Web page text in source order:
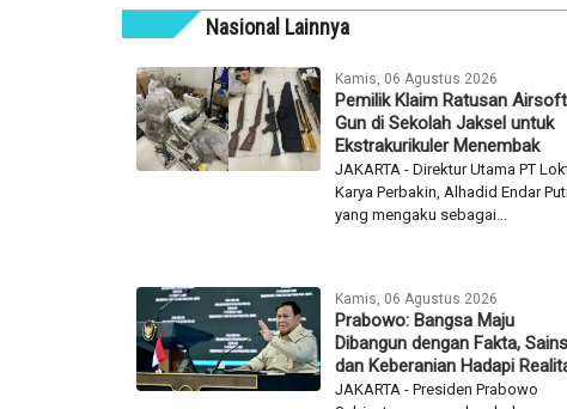
Nasional Lainnya
Kamis, 06 Agustus 2026
Pemilik Klaim Ratusan Airsoft
Gun di Sekolah Jaksel untuk
Ekstrakurikuler Menembak
JAKARTA - Direktur Utama PT
Karya Perbakin, Alhadid Endar
yang mengaku sebagai...
Kamis, 06 Agustus 2026
Prabowo: Bangsa Maju
Dibangun dengan Fakta, Sains
dan Keberanian Hadapi
JAKARTA - Presiden Prabowo